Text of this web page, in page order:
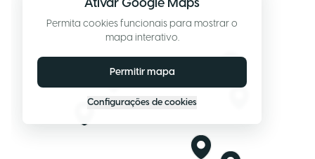
Ativar Google Maps
Permita cookies funcionais para mostrar o
mapa interativo.
Permitir mapa
Configurações de cookies